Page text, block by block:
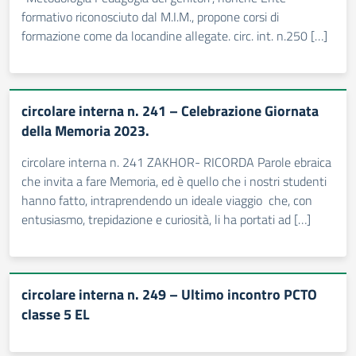
formativo riconosciuto dal M.I.M., propone corsi di
formazione come da locandine allegate. circ. int. n.250 […]
circolare interna n. 241 – Celebrazione Giornata
della Memoria 2023.
circolare interna n. 241 ZAKHOR- RICORDA Parole ebraica
che invita a fare Memoria, ed è quello che i nostri studenti
hanno fatto, intraprendendo un ideale viaggio che, con
entusiasmo, trepidazione e curiosità, li ha portati ad […]
circolare interna n. 249 – Ultimo incontro PCTO
classe 5 EL